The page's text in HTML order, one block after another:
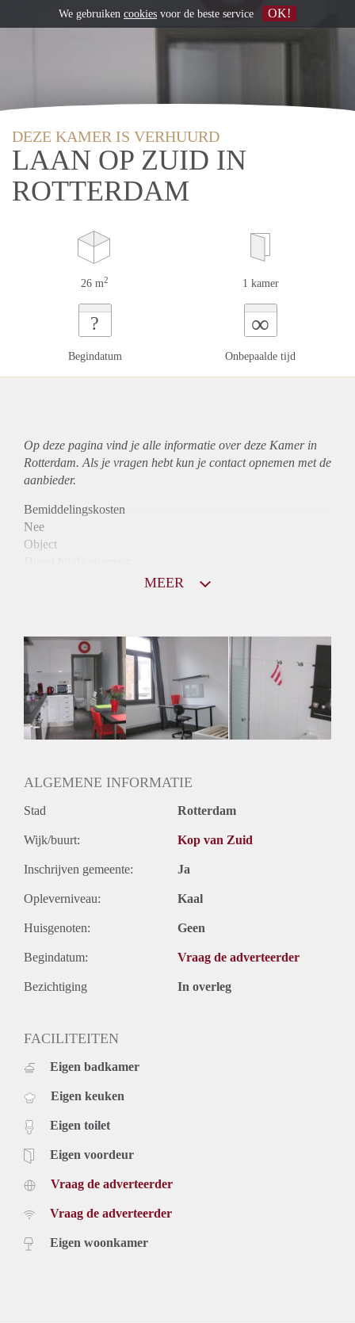
DEZE KAMER IS VERHUURD
LAAN OP ZUID IN
ROTTERDAM
26 m2 1 kamer
?
Begindatum
∞
Onbepaalde tijd
Op deze pagina vind je alle informatie over deze Kamer in
Rotterdam. Als je vragen hebt kun je contact opnemen met de
aanbieder.
Bemiddelingskosten
Nee
Object
Huurtoeslag
Inkomen eis
2,8 X Maandhuur Bruto
Huurtermijn
Onbepaalde termijn
MEER
ALGEMENE INFORMATIE
Stad Rotterdam
Wijk/buurt: Kop van Zuid
Inschrijven gemeente: Ja
Opleverniveau: Kaal
Huisgenoten: Geen
Begindatum: Vraag de adverteerder
Bezichtiging In overleg
FACILITEITEN
Eigen badkamer
Eigen keuken
Eigen toilet
Eigen voordeur
Vraag de adverteerder
Vraag de adverteerder
Eigen woonkamer
We gebruiken cookies voor de beste service OK!